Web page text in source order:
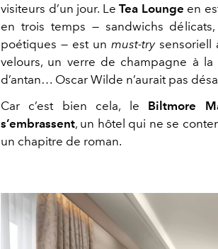
visiteurs d’un jour. LeTea Lounge en
en trois temps — sandwichs
poétiques — est unmust-trysensoriell
velours, un verre de champagne à
d’antan… Oscar Wilde n’aurait pas
Car c’est bien cela, le Biltmore
s’embrassent, un hôtel qui ne se
un chapitre de roman.